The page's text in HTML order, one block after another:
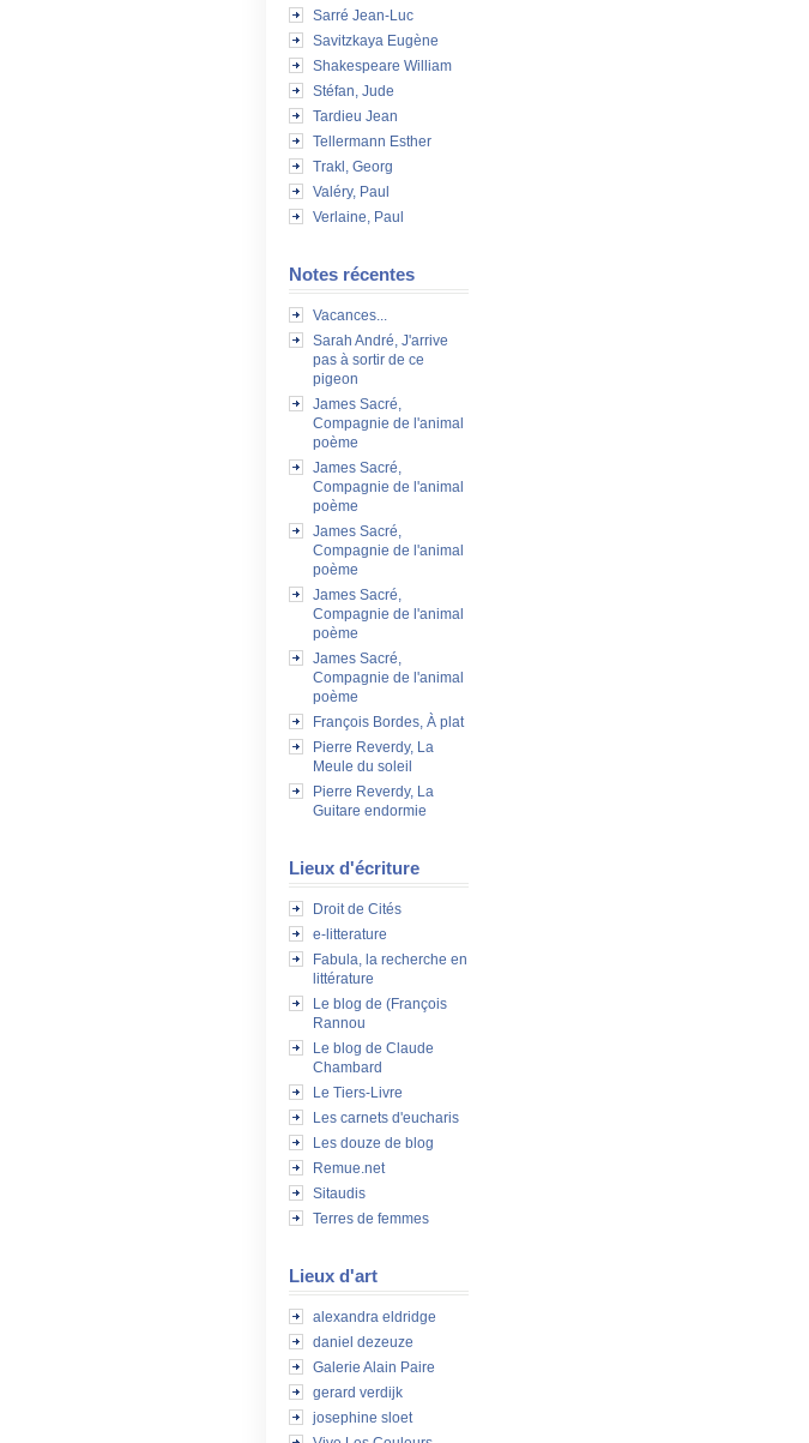
Sarré Jean-Luc
Savitzkaya Eugène
Shakespeare William
Stéfan, Jude
Tardieu Jean
Tellermann Esther
Trakl, Georg
Valéry, Paul
Verlaine, Paul
Notes récentes
Vacances...
Sarah André, J'arrive
pas à sortir de ce
pigeon
James Sacré,
Compagnie de l'animal
poème
James Sacré,
Compagnie de l'animal
poème
James Sacré,
Compagnie de l'animal
poème
James Sacré,
Compagnie de l'animal
poème
James Sacré,
Compagnie de l'animal
poème
François Bordes, À plat
Pierre Reverdy, La
Meule du soleil
Pierre Reverdy, La
Guitare endormie
Lieux d'écriture
Droit de Cités
e-litterature
Fabula, la recherche en
littérature
Le blog de (François
Rannou
Le blog de Claude
Chambard
Le Tiers-Livre
Les carnets d'eucharis
Les douze de blog
Remue.net
Sitaudis
Terres de femmes
Lieux d'art
alexandra eldridge
daniel dezeuze
Galerie Alain Paire
gerard verdijk
josephine sloet